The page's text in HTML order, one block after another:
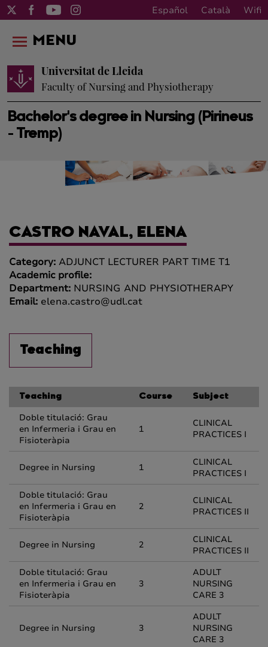
Español Català Wifi
Bachelor's degree in Nursing (Pirineus
- Tremp)
Universitat de Lleida
Faculty of Nursing and Physiotherapy
MENU
CASTRO NAVAL, ELENA
Category: ADJUNCT LECTURER PART TIME T1
Academic profile:
Department: NURSING AND PHYSIOTHERAPY
Email: elena.castro@udl.cat
Teaching
Teaching Course Subject
Doble titulació: Grau
en Infermeria i Grau en
Fisioteràpia
1
CLINICAL
PRACTICES I
Degree in Nursing 1
CLINICAL
PRACTICES I
Doble titulació: Grau
en Infermeria i Grau en
Fisioteràpia
2
CLINICAL
PRACTICES II
Degree in Nursing 2
CLINICAL
PRACTICES II
Doble titulació: Grau
en Infermeria i Grau en
Fisioteràpia
3
ADULT
NURSING
CARE 3
Degree in Nursing 3
ADULT
NURSING
CARE 3